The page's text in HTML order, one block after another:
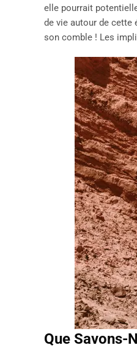
elle pourrait
de vie autour de cette
son comble ! Les
Que Savons-